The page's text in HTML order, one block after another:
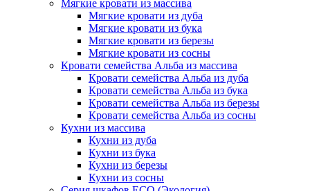
Мягкие кровати из массива
Мягкие кровати из дуба
Мягкие кровати из бука
Мягкие кровати из березы
Мягкие кровати из сосны
Кровати семейства Альба из массива
Кровати семейства Альба из дуба
Кровати семейства Альба из бука
Кровати семейства Альба из березы
Кровати семейства Альба из сосны
Кухни из массива
Кухни из дуба
Кухни из бука
Кухни из березы
Кухни из сосны